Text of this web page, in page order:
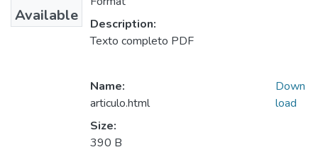
Available
Description:
Texto completo PDF
Name:
articulo.html
Size:
390 B
Down
load